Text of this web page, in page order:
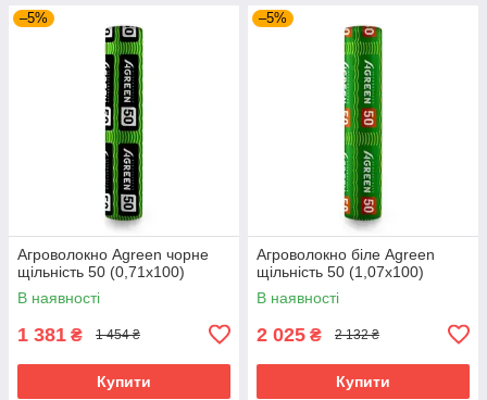
–5%
Агроволокно Agreen чорне
щільність 50 (0,71х100)
В наявності
1 381 ₴ 1 454 ₴
Купити
–5%
Агроволокно біле Agreen
щільність 50 (1,07х100)
В наявності
2 025 ₴ 2 132 ₴
Купити